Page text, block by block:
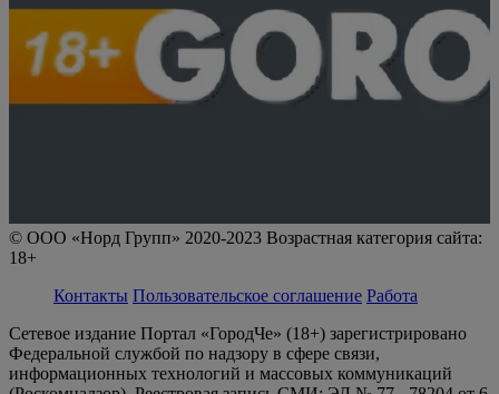
© ООО «Норд Групп» 2020-2023 Возрастная категория сайта:
18+
Контакты Пользовательское соглашение Работа
Сетевое издание Портал «ГородЧе» (18+) зарегистрировано
Федеральной службой по надзору в сфере связи,
информационных технологий и массовых коммуникаций